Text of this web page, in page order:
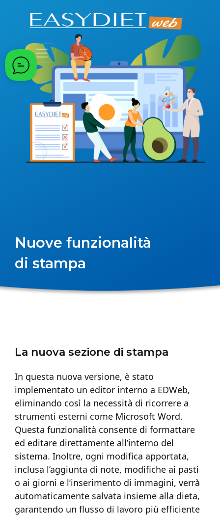
Nuove funzionalità
di stampa
La nuova sezione di stampa
In questa nuova versione, è stato
implementato un editor interno a EDWeb,
eliminando così la necessità di ricorrere a
strumenti esterni come Microsoft Word.
Questa funzionalità consente di formattare
ed editare direttamente all’interno del
sistema. Inoltre, ogni modifica apportata,
inclusa l’aggiunta di note, modifiche ai pasti
o ai giorni e l’inserimento di immagini, verrà
automaticamente salvata insieme alla dieta,
garantendo un flusso di lavoro più efficiente